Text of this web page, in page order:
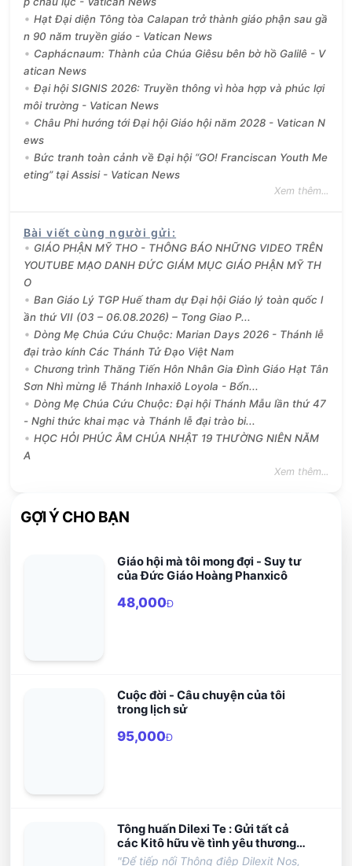
Hạt Đại diện Tông tòa Calapan trở thành giáo phận sau gầ
n 90 năm truyền giáo - Vatican News
Caphácnaum: Thành của Chúa Giêsu bên bờ hồ Galilê - V
atican News
Đại hội SIGNIS 2026: Truyền thông vì hòa hợp và phúc lợi
môi trường - Vatican News
Châu Phi hướng tới Đại hội Giáo hội năm 2028 - Vatican N
ews
Bức tranh toàn cảnh về Đại hội “GO! Franciscan Youth Me
eting” tại Assisi - Vatican News
Xem thêm...
Bài viết cùng người gửi :
GIÁO PHẬN MỸ THO - THÔNG BÁO NHỮNG VIDEO TRÊN
YOUTUBE MẠO DANH ĐỨC GIÁM MỤC GIÁO PHẬN MỸ TH
O
Ban Giáo Lý TGP Huế tham dự Đại hội Giáo lý toàn quốc l
ần thứ VII (03 – 06.08.2026) – Tong Giao P...
Dòng Mẹ Chúa Cứu Chuộc: Marian Days 2026 - Thánh lễ
đại trào kính Các Thánh Tử Đạo Việt Nam
Chương trình Thăng Tiến Hôn Nhân Gia Đình Giáo Hạt Tân
Sơn Nhì mừng lễ Thánh Inhaxiô Loyola - Bổn...
Dòng Mẹ Chúa Cứu Chuộc: Đại hội Thánh Mẫu lần thứ 47
- Nghi thức khai mạc và Thánh lễ đại trào bi...
HỌC HỎI PHÚC ÂM CHÚA NHẬT 19 THƯỜNG NIÊN NĂM
A
Xem thêm...
GỢI Ý CHO BẠN
Giáo hội mà tôi mong đợi - Suy tư
của Đức Giáo Hoàng Phanxicô
48,000Đ
Cuộc đời - Câu chuyện của tôi
trong lịch sử
95,000Đ
Tông huấn Dilexi Te : Gửi tất cả
các Kitô hữu về tình yêu thương
người nghèo
"Để tiếp nối Thông điệp Dilexit Nos,